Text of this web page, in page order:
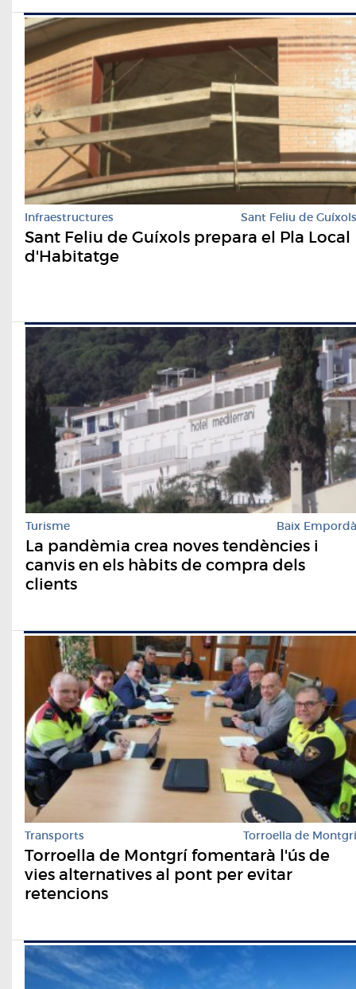
Infraestructures Sant Feliu de Guíxols
Sant Feliu de Guíxols prepara el Pla Local
d'Habitatge
Turisme Baix Empordà
La pandèmia crea noves tendències i
canvis en els hàbits de compra dels
clients
Transports Torroella de Montgrí
Torroella de Montgrí fomentarà l'ús de
vies alternatives al pont per evitar
retencions